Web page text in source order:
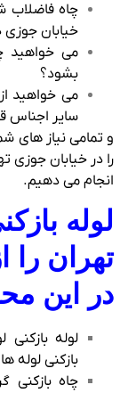
چاه فاضلاب
خیابان جوزی
می خواهید
بشود؟
می خواهید
سایر اجناس
و تمامی نیاز های
را در خیابان جوزی
انجام می دهیم.
لوله
تهران
در این
لوله
بازکنی لوله
چاه بازکنی